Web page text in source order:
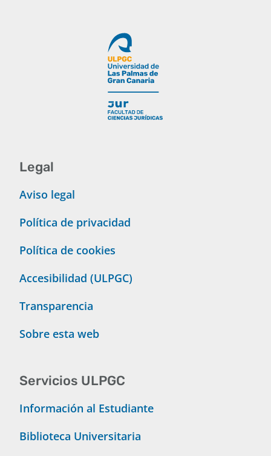
Legal
Aviso legal
Política de privacidad
Política de cookies
Accesibilidad (ULPGC)
Transparencia
Sobre esta web
Servicios ULPGC
Información al Estudiante
Biblioteca Universitaria